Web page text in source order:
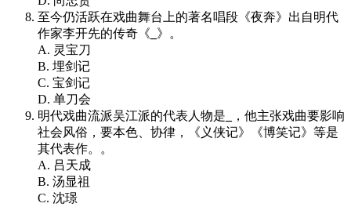
至今仍活跃在戏曲舞台上的著名唱段《夜奔》出自明代
作家李开先的传奇《 》。
A. 灵宝刀
B. 埋剑记
C. 宝剑记
D. 单刀会
明代戏曲流派吴江派的代表人物是
，他主张戏曲要影响
社会风俗，要本色、协律，《义侠记》《博笑记》等是
其代表作。。
A. 吕天成
B. 汤显祖
C. 沈璟